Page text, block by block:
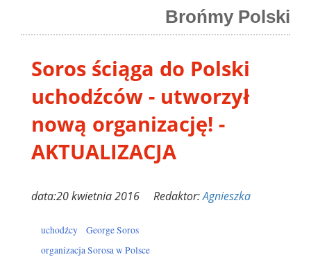
Brońmy Polski
Soros ściąga do Polski
uchodźców - utworzył
nową organizację! -
AKTUALIZACJA
data:20 kwietnia 2016 Redaktor:Agnieszka
uchodźcy
George Soros
organizacja Sorosa w Polsce